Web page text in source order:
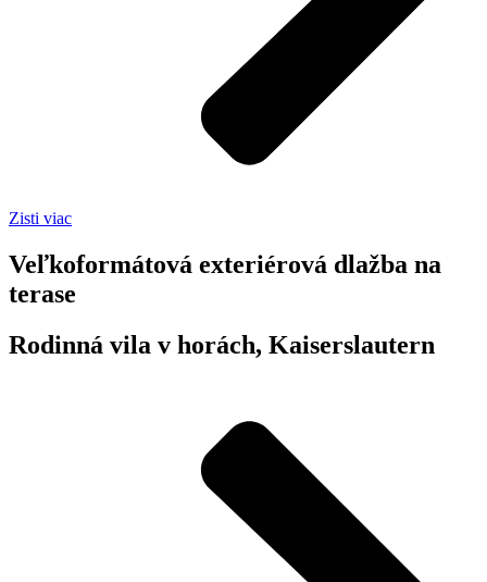
Zisti viac
Veľkoformátová exteriérová dlažba na
terase
Rodinná vila v horách, Kaiserslautern